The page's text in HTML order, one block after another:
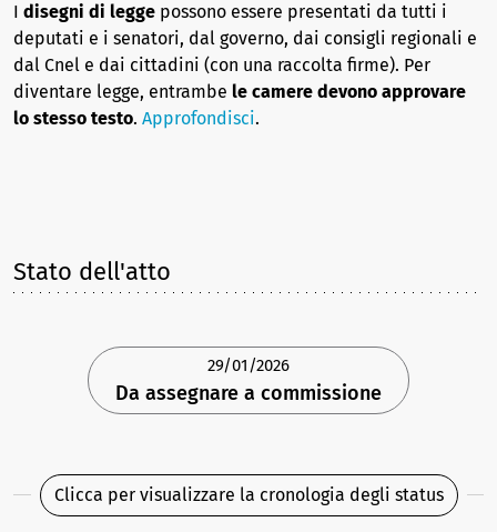
I disegni di legge possono essere presentati da tutti i
deputati e i senatori, dal governo, dai consigli regionali e
dal Cnel e dai cittadini (con una raccolta firme). Per
diventare legge, entrambe le camere devono approvare
lo stesso testo. Approfondisci.
Stato dell'atto
29/01/2026
Da assegnare a commissione
Clicca per visualizzare la cronologia degli status